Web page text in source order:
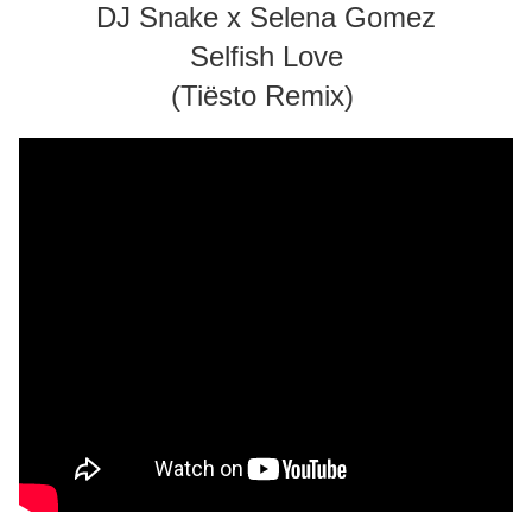
DJ Snake x Selena Gomez
Selfish Love
(Tiësto Remix)